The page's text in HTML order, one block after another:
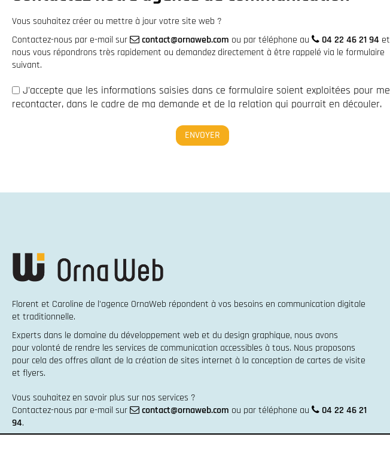
Vous souhaitez créer ou mettre à jour votre site web ?
Contactez-nous par e-mail sur
contact@ornaweb.com ou par téléphone au 04 22 46 21 94 et
nous vous répondrons très rapidement ou demandez directement à être rappelé via le formulaire
suivant.
J'accepte que les informations saisies dans ce formulaire soient exploitées pour me
recontacter, dans le cadre de ma demande et de la relation qui pourrait en découler.
Florent et Caroline de l'agence OrnaWeb répondent à vos besoins en communication digitale
et traditionnelle.
Experts dans le domaine du développement web et du design graphique, nous avons
pour volonté de rendre les services de communication accessibles à tous. Nous proposons
pour cela des offres allant de la création de sites internet à la conception de cartes de visite
et flyers.
Vous souhaitez en savoir plus sur nos services ?
Contactez-nous par e-mail sur
contact@ornaweb.com ou par téléphone au
04 22 46 21
94.